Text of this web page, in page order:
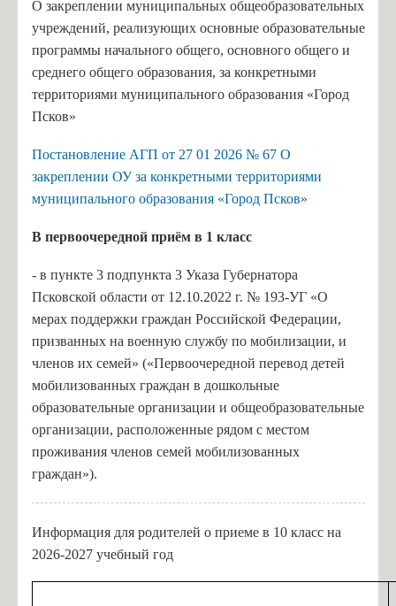
О закреплении муниципальных общеобразовательных
учреждений, реализующих основные образовательные
программы начального общего, основного общего и
среднего общего образования, за конкретными
территориями муниципального образования «Город
Псков»
Постановление АГП от 27 01 2026 № 67 О
закреплении ОУ за конкретными территориями
муниципального образования «Город Псков»
В первоочередной приём в 1 класс
- в пункте 3 подпункта 3 Указа Губернатора
Псковской области от 12.10.2022 г. № 193-УГ «О
мерах поддержки граждан Российской Федерации,
призванных на военную службу по мобилизации, и
членов их семей» («Первоочередной перевод детей
мобилизованных граждан в дошкольные
образовательные организации и общеобразовательные
организации, расположенные рядом с местом
проживания членов семей мобилизованных
граждан»).
Информация для родителей о приеме в 10 класс на
2026-2027 учебный год